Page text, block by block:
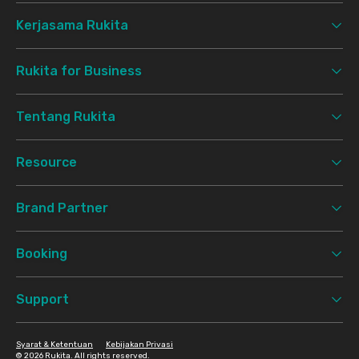
Kerjasama Rukita
Rukita for Business
Tentang Rukita
Resource
Brand Partner
Booking
Support
© 2026 Rukita. All rights reserved.
Syarat & Ketentuan Kebijakan Privasi